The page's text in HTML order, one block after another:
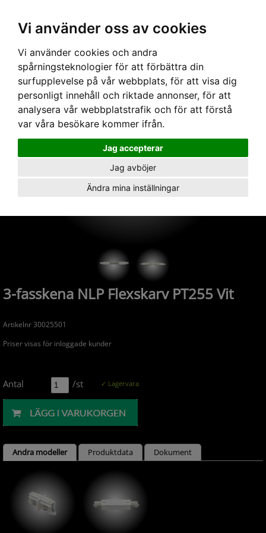
Vi använder oss av cookies
Vi använder cookies och andra
spårningsteknologier för att förbättra din
surfupplevelse på vår webbplats, för att visa dig
personligt innehåll och riktade annonser, för att
analysera vår webbplatstrafik och för att förstå
var våra besökare kommer ifrån.
Jag accepterar
Jag avböjer
Ändra mina inställningar
› Skenor › 3-fas 240V› 3-fasskena NLP Flexskarv PT255 Vit
3-fasskena NLP Flexskarv PT255 Vit
Artikelnr 30025501
Priser visas för inloggade kunder
Antal /st ✓ Lagervara
Andra modeller Produktdata Dokument